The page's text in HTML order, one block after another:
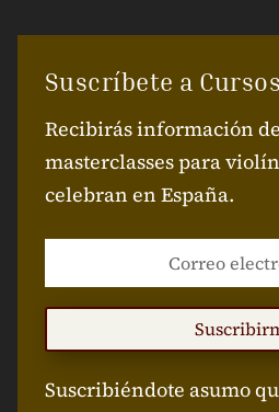
Suscríbete a Cursos
Recibirás información
masterclasses para
celebran en España.
Suscribiéndote asumo